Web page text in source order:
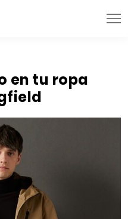
en tu ropa